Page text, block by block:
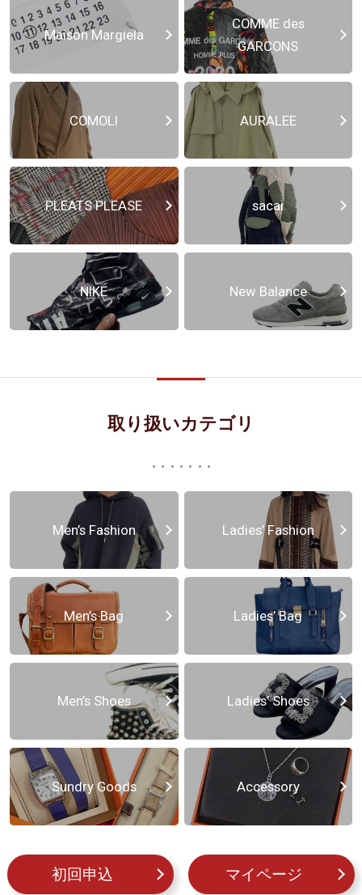
Maison Margiela
COMME des
GARCONS
COMOLI AURALEE
PLEATS PLEASE sacai
NIKE New Balance
取り扱いカテゴリ
Men’s Fashion Ladies’ Fashion
Men’s Bag Ladies’ Bag
Men’s Shoes Ladies’ Shoes
Sundry Goods Accessory
初回申込 マイページ